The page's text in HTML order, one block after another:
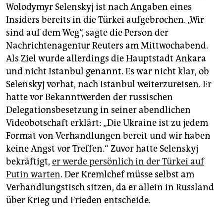
Wolodymyr Selenskyj ist nach Angaben eines
Insiders bereits in die Türkei aufgebrochen. „Wir
sind auf dem Weg“, sagte die Person der
Nachrichtenagentur Reuters am Mittwochabend.
Als Ziel wurde allerdings die Hauptstadt Ankara
und nicht Istanbul genannt. Es war nicht klar, ob
Selenskyj vorhat, nach Istanbul weiterzureisen. Er
hatte vor Bekanntwerden der russischen
Delegationsbesetzung in seiner abendlichen
Videobotschaft erklärt: „Die Ukraine ist zu jedem
Format von Verhandlungen bereit und wir haben
keine Angst vor Treffen.“ Zuvor hatte Selenskyj
bekräftigt, er werde persönlich in der Türkei auf
Putin warten. Der Kremlchef müsse selbst am
Verhandlungstisch sitzen, da er allein in Russland
über Krieg und Frieden entscheide.